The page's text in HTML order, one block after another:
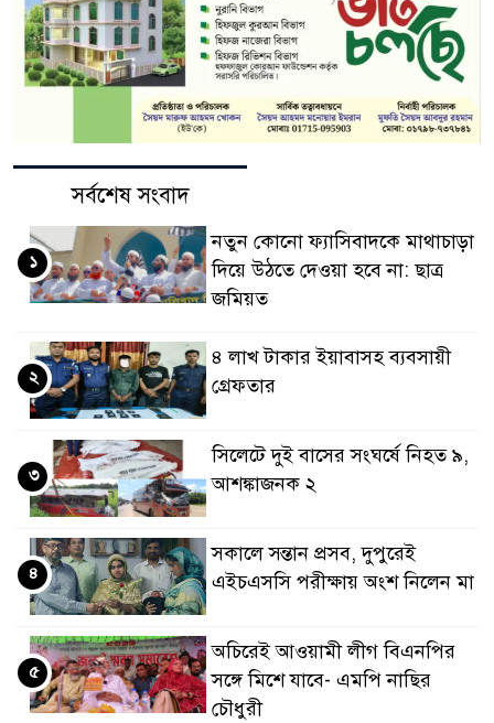
সর্বশেষ সংবাদ
নতুন কোনো ফ্যাসিবাদকে মাথাচাড়া
দিয়ে উঠতে দেওয়া হবে না: ছাত্র
জমিয়ত
১
৪ লাখ টাকার ইয়াবাসহ ব্যবসায়ী
গ্রেফতার
২
সিলেটে দুই বাসের সংঘর্ষে নিহত ৯,
আশঙ্কাজনক ২
৩
সকালে সন্তান প্রসব, দুপুরেই
এইচএসসি পরীক্ষায় অংশ নিলেন মা
৪
অচিরেই আওয়ামী লীগ বিএনপির
সঙ্গে মিশে যাবে- এমপি নাছির
চৌধুরী
৫